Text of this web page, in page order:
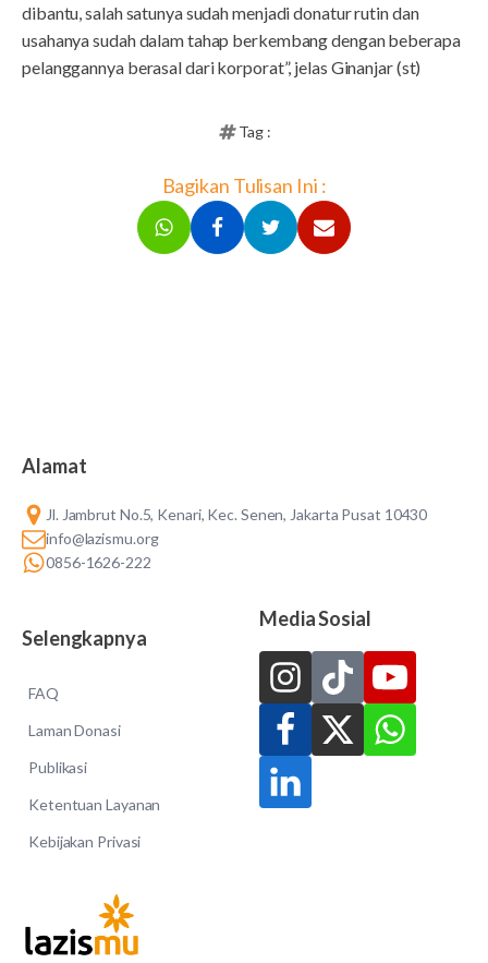
dibantu, salah satunya sudah menjadi donatur rutin dan
usahanya sudah dalam tahap berkembang dengan beberapa
pelanggannya berasal dari korporat”, jelas Ginanjar (st)
Tag :
Bagikan Tulisan Ini :
Alamat
Jl. Jambrut No.5, Kenari, Kec. Senen, Jakarta Pusat 10430
info@lazismu.org
0856-1626-222
Selengkapnya
FAQ
Laman Donasi
Publikasi
Ketentuan Layanan
Kebijakan Privasi
Media Sosial